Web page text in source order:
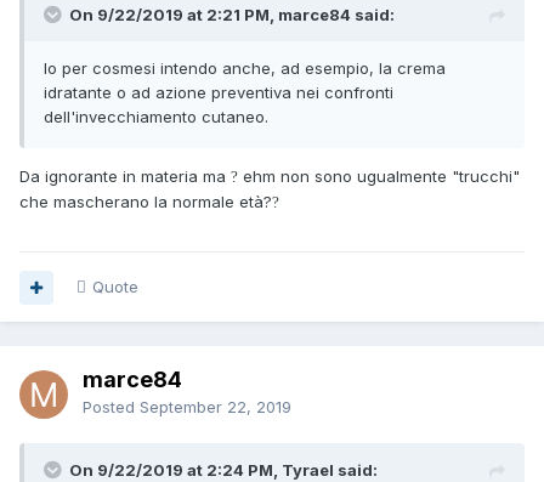
On 9/22/2019 at 2:21 PM, marce84 said:
Io per cosmesi intendo anche, ad esempio, la crema
idratante o ad azione preventiva nei confronti
dell'invecchiamento cutaneo.
Da ignorante in materia ma ? ehm non sono ugualmente "trucchi"
che mascherano la normale età??
Quote
marce84
Posted September 22, 2019
On 9/22/2019 at 2:24 PM, Tyrael said: